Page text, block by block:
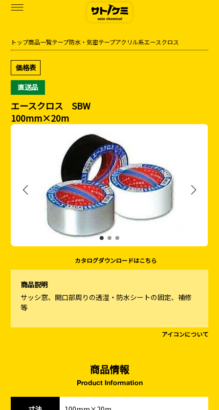
サトケミって？
お知らせ
お問い合わせ
アクセス
トップ商品一覧テープ防水・気密テープアクリル系エースクロス
価格表
直送品
エースクロス SBW
100mm×20m
カタログダウンロードはこちら
商品説明
サッシ窓、開口部周りの透湿・防水シートの固定、補修
等
アイコンについて
商品情報
Product Information